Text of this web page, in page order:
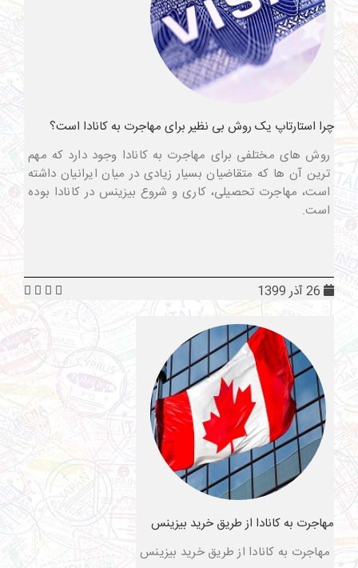
چرا استارتاپ یک روش بی نظیر برای مهاجرت به کانادا است؟
روش های مختلفی برای مهاجرت به کانادا وجود دارد که مهم
ترین آن ها که متقاضیان بسیار زیادی در میان ایرانیان داشته
است، مهاجرت تحصیلی، کاری و شروع بیزینس در کانادا بوده
است.
مهاجرت به کانادا از طریق خرید بیزینس
مهاجرت به کانادا از طریق خرید بیزینس